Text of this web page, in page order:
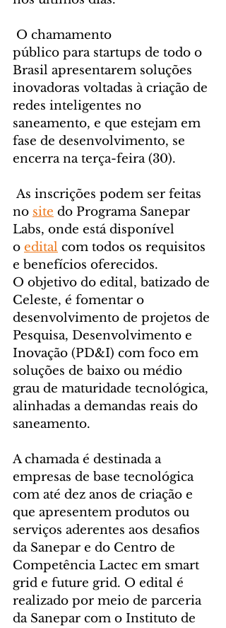
O chamamento
público para startups de todo o
Brasil apresentarem soluções
inovadoras voltadas à criação de
redes inteligentes no
saneamento, e que estejam em
fase de desenvolvimento, se
encerra na terça-feira (30).
no site do Programa Sanepar
Labs, onde está disponível
o edital com todos os requisitos
e benefícios oferecidos.
O objetivo do edital, batizado de
Celeste, é fomentar o
desenvolvimento de projetos de
Pesquisa, Desenvolvimento e
Inovação (PD&I) com foco em
soluções de baixo ou médio
grau de maturidade tecnológica,
alinhadas a demandas reais do
saneamento.
A chamada é destinada a
empresas de base tecnológica
com até dez anos de criação e
que apresentem produtos ou
serviços aderentes aos desafios
da Sanepar e do Centro de
Competência Lactec em smart
grid e future grid. O edital é
realizado por meio de parceria
da Sanepar com o Instituto de